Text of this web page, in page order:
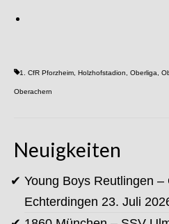
1. CfR Pforzheim, Holzhofstadion, Oberliga,
Oberachern
Neuigkeiten
Young Boys Reutlingen
Echterdingen 23. Juli